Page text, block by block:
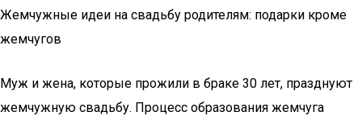
Жемчужные идеи на свадьбу родителям: подарки кроме
жемчугов
Муж и жена, которые прожили в браке 30 лет, празднуют
жемчужную свадьбу. Процесс образования жемчуга